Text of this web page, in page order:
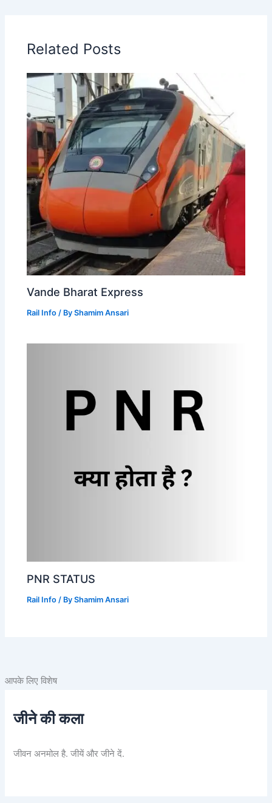
p
p
o
o
k
n
Related Posts
Vande Bharat Express
Rail Info / ByShamim Ansari
PNR STATUS
Rail Info / ByShamim Ansari
आपके लिए विशेष
जीने की कला
जीवन अनमोल है. जीयें और जीने दें.